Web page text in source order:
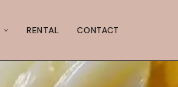
RENTAL CONTACT